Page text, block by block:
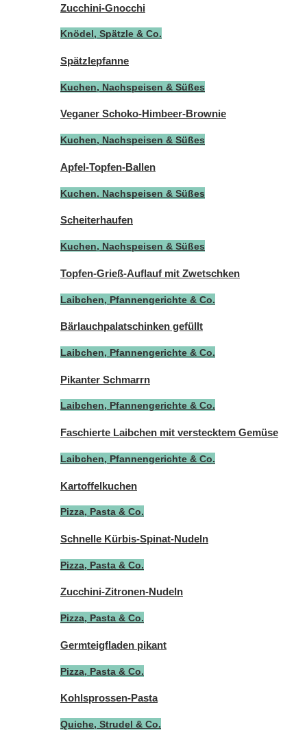
Zucchini-Gnocchi
Knödel, Spätzle & Co.
Spätzlepfanne
Kuchen, Nachspeisen & Süßes
Veganer Schoko-Himbeer-Brownie
Kuchen, Nachspeisen & Süßes
Apfel-Topfen-Ballen
Kuchen, Nachspeisen & Süßes
Scheiterhaufen
Kuchen, Nachspeisen & Süßes
Topfen-Grieß-Auflauf mit Zwetschken
Laibchen, Pfannengerichte & Co.
Bärlauchpalatschinken gefüllt
Laibchen, Pfannengerichte & Co.
Pikanter Schmarrn
Laibchen, Pfannengerichte & Co.
Faschierte Laibchen mit verstecktem Gemüse
Laibchen, Pfannengerichte & Co.
Kartoffelkuchen
Pizza, Pasta & Co.
Schnelle Kürbis-Spinat-Nudeln
Pizza, Pasta & Co.
Zucchini-Zitronen-Nudeln
Pizza, Pasta & Co.
Germteigfladen pikant
Pizza, Pasta & Co.
Kohlsprossen-Pasta
Quiche, Strudel & Co.